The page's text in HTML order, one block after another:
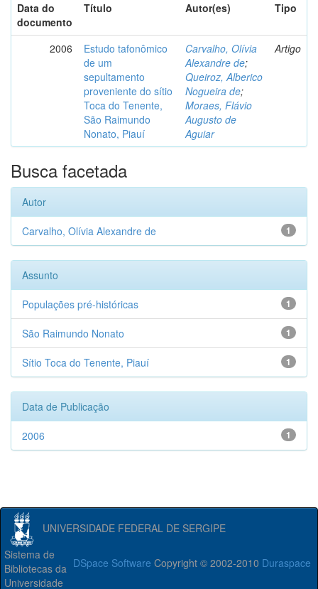
Data do
documento
Título Autor(es) Tipo
2006
Estudo tafonômico
de um
sepultamento
proveniente do sítio
Toca do Tenente,
São Raimundo
Nonato, Piauí
Carvalho, Olívia
Alexandre de;
Queiroz, Alberico
Nogueira de;
Moraes, Flávio
Augusto de
Aguiar
Artigo
Busca facetada
Autor
1
Carvalho, Olívia Alexandre de
Assunto
1
Populações pré-históricas
1
São Raimundo Nonato
1
Sítio Toca do Tenente, Piauí
Data de Publicação
1
2006
UNIVERSIDADE FEDERAL DE SERGIPE
DSpace Software Copyright © 2002-2010 Duraspace
Sistema de
Bibliotecas da
Universidade